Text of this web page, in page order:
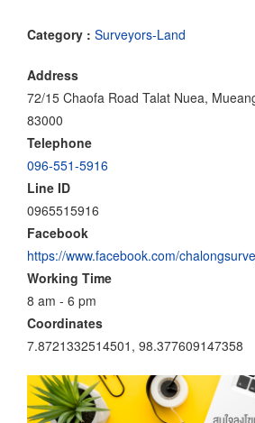
Category : Surveyors-Land
Address
72/15 Chaofa Road Talat Nuea,
83000
Telephone
096-551-5916
Line ID
0965515916
Facebook
https://www.facebook.com/
Working Time
8 am - 6 pm
Coordinates
7.8721332514501, 98.377609147358